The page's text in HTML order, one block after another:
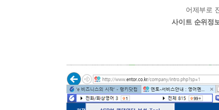
어제부로
사이트 순위정